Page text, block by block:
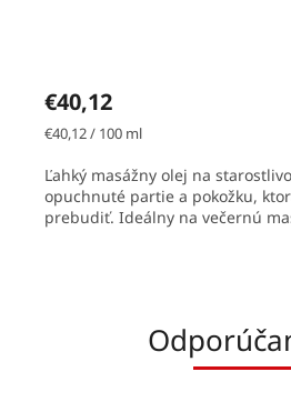
€40,12
Jednotková
€40,12 / 100 ml
Ľahký masážny olej na
opuchnuté partie a pokožku,
prebudiť. Ideálny na večernú